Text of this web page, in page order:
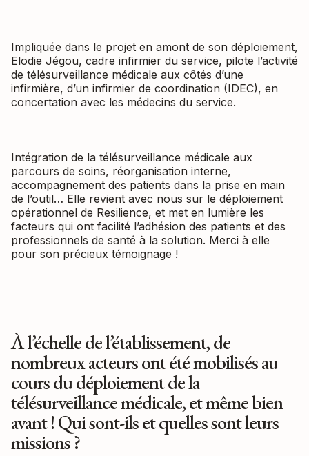
Impliquée dans le projet en amont de son déploiement,
Elodie Jégou, cadre infirmier du service, pilote l’activité
de télésurveillance médicale aux côtés d’une
infirmière, d’un infirmier de coordination (IDEC), en
concertation avec les médecins du service.
Intégration de la télésurveillance médicale aux
parcours de soins, réorganisation interne,
accompagnement des patients dans la prise en main
de l’outil… Elle revient avec nous sur le déploiement
opérationnel de Resilience, et met en lumière les
facteurs qui ont facilité l’adhésion des patients et des
professionnels de santé à la solution. Merci à elle
pour son précieux témoignage !
À l’échelle de l’établissement, de
nombreux acteurs ont été mobilisés au
cours du déploiement de la
télésurveillance médicale, et même bien
avant ! Qui sont-ils et quelles sont leurs
missions ?